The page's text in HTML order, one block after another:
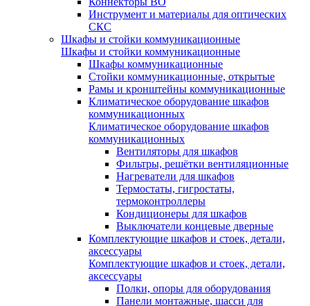
Инструмент и материалы для оптических
СКС
Шкафы и стойки коммуникационные
Шкафы и стойки коммуникационные
Шкафы коммуникационные
Стойки коммуникационные, открытые
Рамы и кронштейны коммуникационные
Климатическое оборудование шкафов
коммуникационных
Климатическое оборудование шкафов
коммуникационных
Вентиляторы для шкафов
Фильтры, решётки вентиляционные
Нагреватели для шкафов
Термостаты, гигростаты,
термоконтроллеры
Кондиционеры для шкафов
Выключатели концевые дверные
Комплектующие шкафов и стоек, детали,
аксессуары
Комплектующие шкафов и стоек, детали,
аксессуары
Полки, опоры для оборудования
Панели монтажные, шасси для